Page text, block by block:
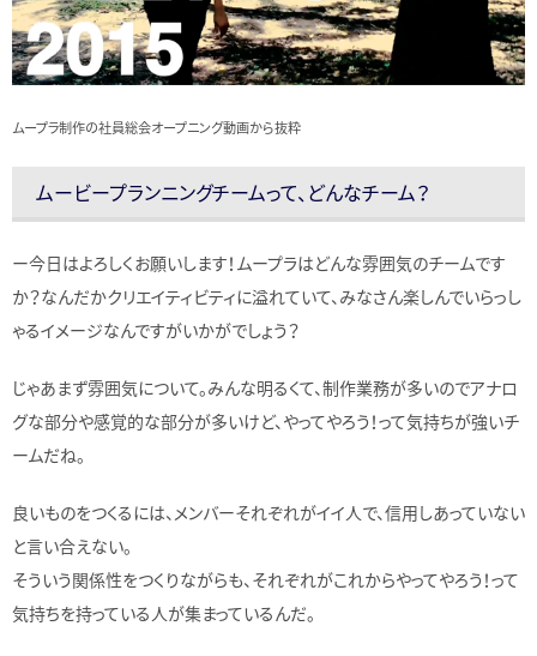
ムープラ制作の社員総会オープニング動画から抜粋
ムービープランニングチームって、どんなチーム？
ー今日はよろしくお願いします！ムープラはどんな雰囲気のチームです
か？なんだかクリエイティビティに溢れていて、みなさん楽しんでいらっし
ゃるイメージなんですがいかがでしょう？
じゃあまず雰囲気について。みんな明るくて、制作業務が多いのでアナロ
グな部分や感覚的な部分が多いけど、やってやろう！って気持ちが強いチ
ームだね。
良いものをつくるには、メンバーそれぞれがイイ人で、信用しあっていない
と言い合えない。
そういう関係性をつくりながらも、それぞれがこれからやってやろう！って
気持ちを持っている人が集まっているんだ。